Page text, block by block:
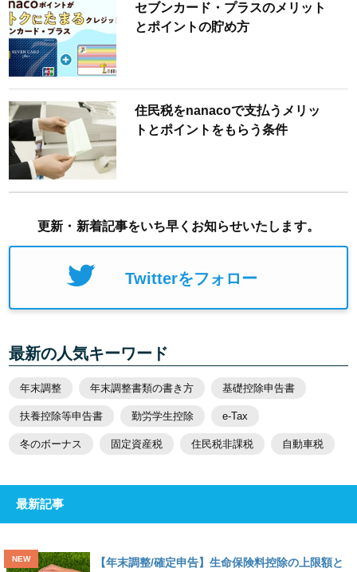
セブンカード・プラスのメリット
とポイントの貯め方
住民税をnanacoで支払うメリッ
トとポイントをもらう条件
更新・新着記事をいち早くお知らせいたします。
Twitterをフォロー
最新の人気キーワード
年末調整 年末調整書類の書き方 基礎控除申告書
扶養控除等申告書 勤労学生控除 e-Tax
冬のボーナス 固定資産税 住民税非課税 自動車税
最新記事
【年末調整/確定申告】生命保険料控除の上限額と